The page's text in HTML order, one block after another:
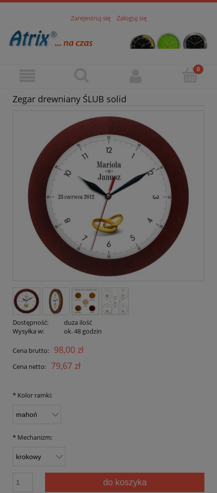
Zarejestruj się Zaloguj się
Zegar drewniany ŚLUB solid
Dostępność:
duża ilość
Wysyłka w:
ok. 48 godzin
Cena brutto: 98,00 zł
Cena netto: 79,67 zł
* Kolor ramki:
* Mechanizm:
do koszyka